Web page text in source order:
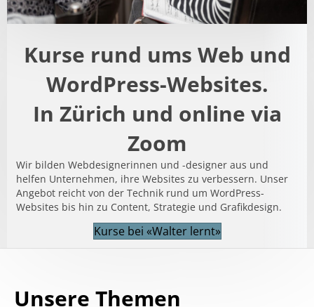
Kurse rund ums Web und
WordPress-Websites.
In Zürich und online via
Zoom
Wir bilden Webdesignerinnen und -designer aus und
helfen Unternehmen, ihre Websites zu verbessern. Unser
Angebot reicht von der Technik rund um WordPress-
Websites bis hin zu Content, Strategie und Grafikdesign.
Kurse bei «Walter lernt»
Unsere Themen